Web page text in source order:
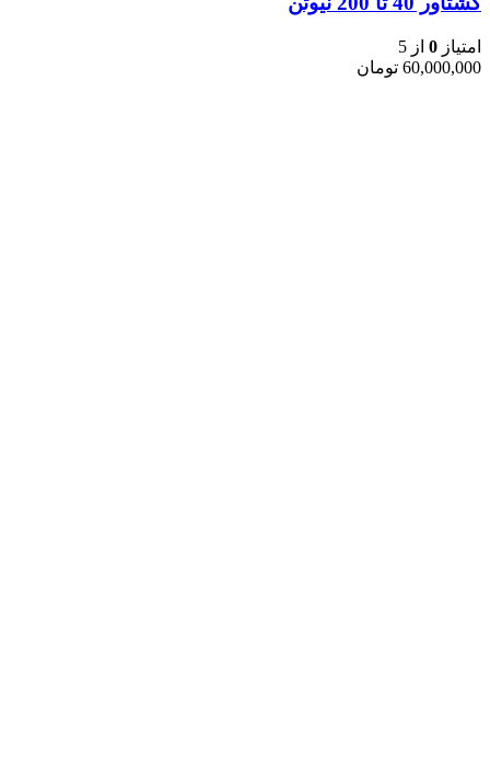
امتیاز 0 از 5
60,000,000 تومان